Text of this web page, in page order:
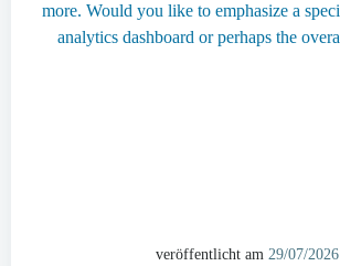
veröffentlicht am 29/07/2026